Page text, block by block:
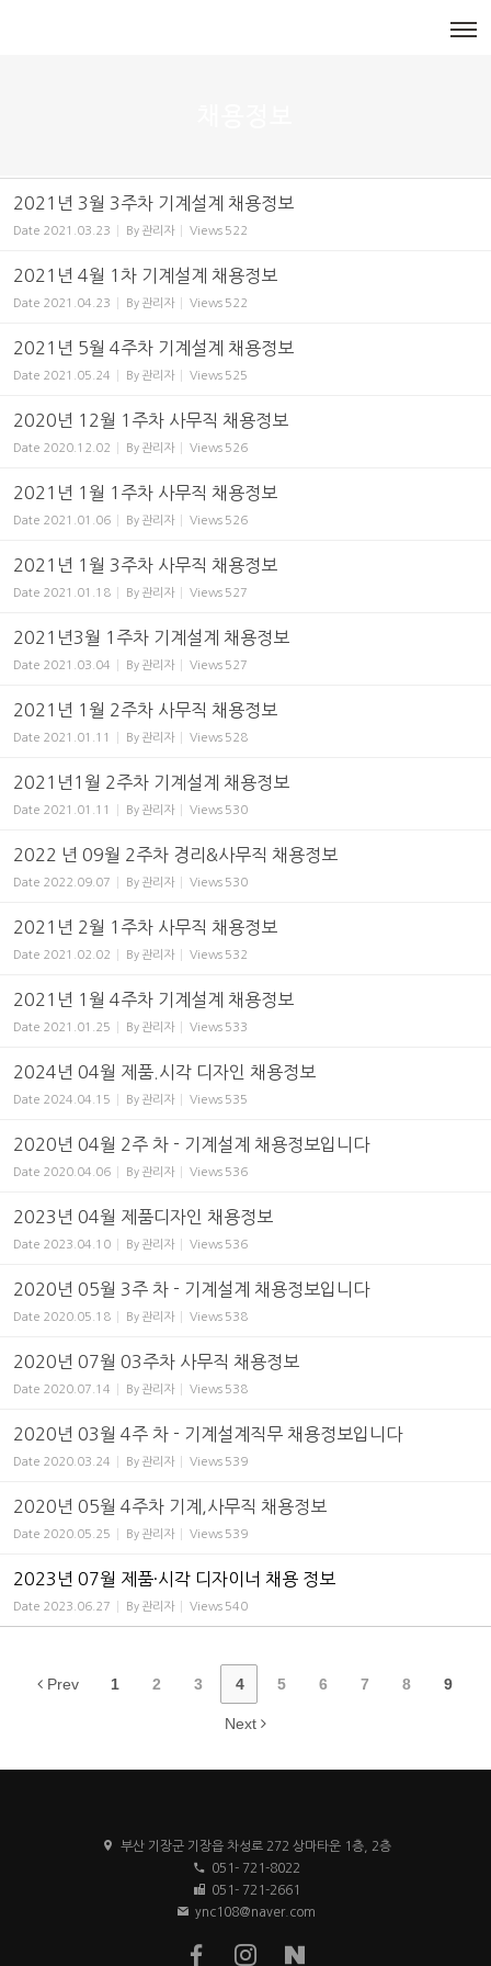
2021년 3월 3주차 기계설계 채용정보
Date 2021.03.23 By 관리자 Views 522
2021년 4월 1차 기계설계 채용정보
Date 2021.04.23 By 관리자 Views 522
2021년 5월 4주차 기계설계 채용정보
Date 2021.05.24 By 관리자 Views 525
2020년 12월 1주차 사무직 채용정보
Date 2020.12.02 By 관리자 Views 526
2021년 1월 1주차 사무직 채용정보
Date 2021.01.06 By 관리자 Views 526
2021년 1월 3주차 사무직 채용정보
Date 2021.01.18 By 관리자 Views 527
2021년3월 1주차 기계설계 채용정보
Date 2021.03.04 By 관리자 Views 527
2021년 1월 2주차 사무직 채용정보
Date 2021.01.11 By 관리자 Views 528
2021년1월 2주차 기계설계 채용정보
Date 2021.01.11 By 관리자 Views 530
2022 년 09월 2주차 경리&사무직 채용정보
Date 2022.09.07 By 관리자 Views 530
2021년 2월 1주차 사무직 채용정보
Date 2021.02.02 By 관리자 Views 532
2021년 1월 4주차 기계설계 채용정보
Date 2021.01.25 By 관리자 Views 533
2024년 04월 제품.시각 디자인 채용정보
Date 2024.04.15 By 관리자 Views 535
2020년 04월 2주 차 - 기계설계 채용정보입니다
Date 2020.04.06 By 관리자 Views 536
2023년 04월 제품디자인 채용정보
Date 2023.04.10 By 관리자 Views 536
2020년 05월 3주 차 - 기계설계 채용정보입니다
Date 2020.05.18 By 관리자 Views 538
2020년 07월 03주차 사무직 채용정보
Date 2020.07.14 By 관리자 Views 538
2020년 03월 4주 차 - 기계설계직무 채용정보입니다
Date 2020.03.24 By 관리자 Views 539
2020년 05월 4주차 기계,사무직 채용정보
Date 2020.05.25 By 관리자 Views 539
2023년 07월 제품·시각 디자이너 채용 정보
Date 2023.06.27 By 관리자 Views 540
Prev 1 2 3 4 5 6 7 8 9
Next
부산 기장군 기장읍 차성로 272 상마타운 1층, 2층
051- 721-8022
051- 721-2661
ync108@naver.com